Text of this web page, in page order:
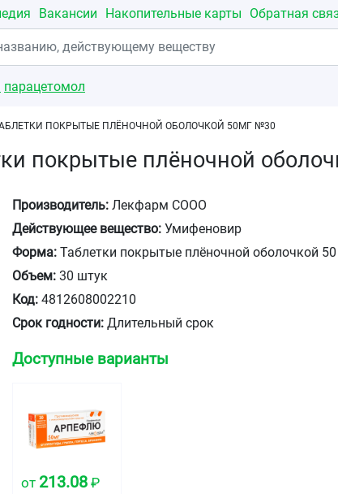
Вакансии Накопительные карты Обратная
парацетомол
ПОКРЫТЫЕ ПЛЁНОЧНОЙ ОБОЛОЧКОЙ 50МГ №30
покрытые плёночной
Производитель: Лекфарм СООО
Действующее вещество: Умифеновир
Форма: Таблетки покрытые плёночной оболочкой
Объем: 30 штук
Код: 4812608002210
Срок годности: Длительный срок
Доступные варианты
от 213.08 ₽